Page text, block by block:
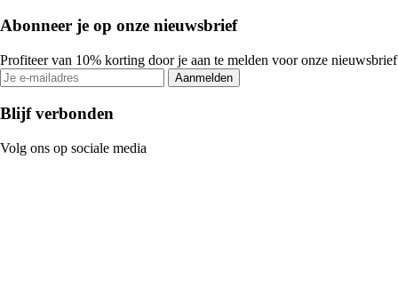
Abonneer je op onze nieuwsbrief
Profiteer van 10% korting door je aan te melden voor onze nieuwsbrief
Aanmelden
Blijf verbonden
Volg ons op sociale media